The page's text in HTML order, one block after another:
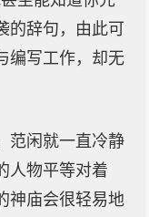
的辞句，由此可
编写工作，却无
范闲就一直冷静
人物平等对着
神庙会很轻易地